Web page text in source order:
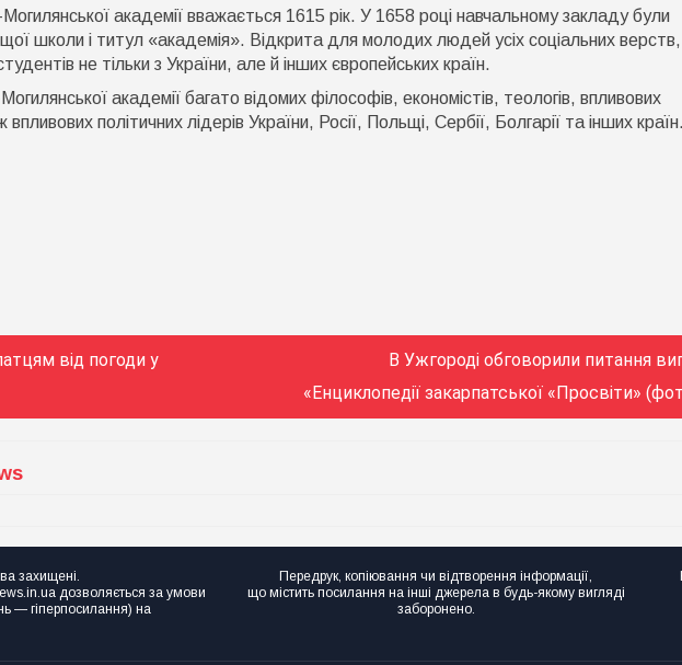
академії вважається 1615 рік. У 1658 році навчальному закладу були
школи і титул «академія». Відкрита для молодих людей усіх соціальних верств,
не тільки з України, але й інших європейських країн.
академії багато відомих філософів, економістів, теологів, впливових
впливових політичних лідерів України, Росії, Польщі, Сербії, Болгарії та інших країн.
від погоди у
В Ужгороді обговорили питання
«Енциклопедії закарпатської «Просвіти»
захищені.
дозволяється за умови
— гіперпосилання) на
Передрук, копіювання чи відтворення інформації,
що містить посилання на інші джерела в будь-якому вигляді
заборонено.